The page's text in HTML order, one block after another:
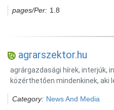
pages/Per: 1.8
agrarszektor.hu
agrárgazdasági hírek, interjúk,
közérthetően mindenkinek, aki
Category: News And Media